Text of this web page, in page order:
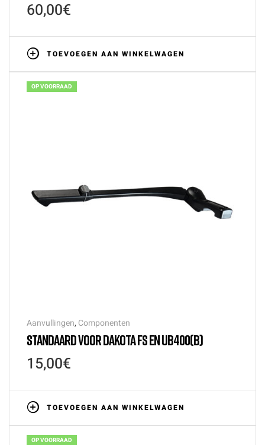
60,00€
TOEVOEGEN AAN WINKELWAGEN
OP VOORRAAD
Aanvullingen, Componenten
STANDAARD VOOR DAKOTA FS EN UB400(B)
15,00€
TOEVOEGEN AAN WINKELWAGEN
OP VOORRAAD